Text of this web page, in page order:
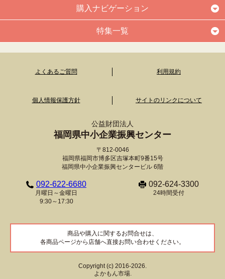
購入ナビゲーション
特集一覧
よくあるご質問 利用規約
個人情報保護方針 サイトのリンクについて
公益財団法人
福岡県中小企業振興センター
〒812-0046
福岡県福岡市博多区吉塚本町9番15号
福岡県中小企業振興センタービル 6階
092-622-6680
月曜日～金曜日
9:30～17:30
092-624-3300
24時間受付
商品や購入に関するお問合せは、
各商品ページから店舗へ直接お問い合わせください。
Copyright (c) 2016-2026.
よかもん市場.